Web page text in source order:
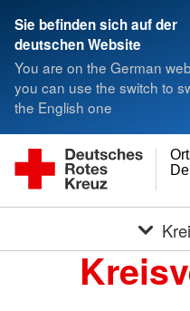
Sie befinden sich auf der
deutschen Website
You are on the German
you can use the switch to
the English one